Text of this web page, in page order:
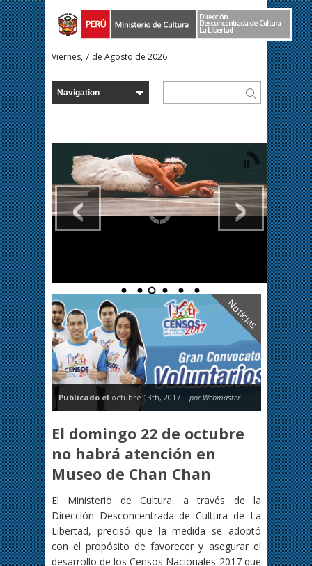
Viernes, 7 de Agosto de 2026
›
‹
Noticias
Publicado el octubre 13th, 2017 | por Webmaster
El domingo 22 de octubre
no habrá atención en
Museo de Chan Chan
El Ministerio de Cultura, a través de la
Dirección Desconcentrada de Cultura de La
Libertad, precisó que la medida se adoptó
con el propósito de favorecer y asegurar el
desarrollo de los Censos Nacionales 2017 que